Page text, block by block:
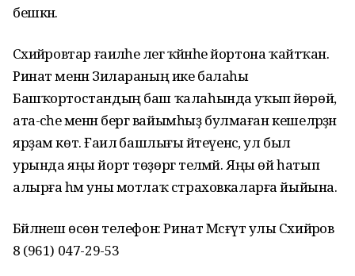
бешкән.
Сәхийәровтар ғаиләһе әлегә ҡәйнәһе йортона ҡайтҡан.
Ринат менән Зилараның ике балаһы
Башҡортостандың баш ҡалаһында уҡып йөрөй,
ата-әсәһе менән бергә вайымһыҙ булмаған кешеләрҙән
ярҙам көтә. Ғаилә башлығы әйтеүенсә, ул был
урында яңы йорт төҙөргә теләмәй. Яңы өй һатып
алырға һәм уны мотлаҡ страховкаларға йыйына.
Бәйләнеш өсөн телефон: Ринат Мәсғүт улы Сәхийәров
8 (961) 047-29-53⠀